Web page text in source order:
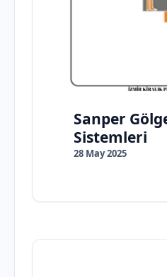
Sanper
Sistemleri
28 May 2025